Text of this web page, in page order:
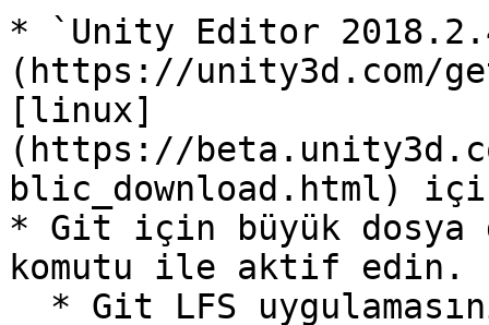
* `Unity Editor
(https://unity3d.com/
[linux]
(https://
blic_download.html)
* Git için büyük
komutu ile aktif edin.